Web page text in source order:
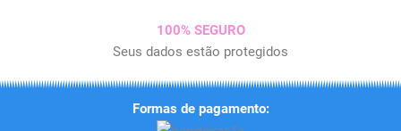
100% SEGURO
Seus dados estão protegidos
Formas de pagamento: